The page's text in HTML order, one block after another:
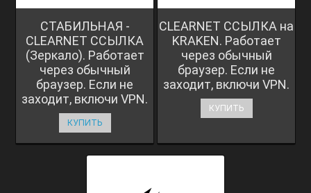
СТАБИЛЬНАЯ -
CLEARNET ССЫЛКА
(Зеркало). Работает
через обычный
браузер. Если не
заходит, включи VPN.
КУПИТЬ
CLEARNET ССЫЛКА на
KRAKEN. Работает
через обычный
браузер. Если не
заходит, включи VPN.
КУПИТЬ